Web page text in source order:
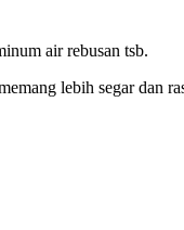
air rebusan tsb.
lebih segar dan